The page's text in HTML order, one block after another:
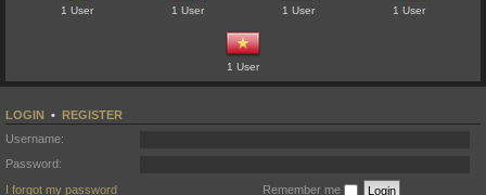
1 User 1 User 1 User 1 User
1 User
LOGIN • REGISTER
Username:
Password:
I forgot my password
Remember me